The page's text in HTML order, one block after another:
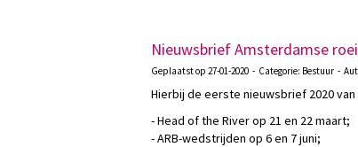
Nieuwsbrief Amsterdamse
Geplaatst op 27-01-2020 - Categorie: Bestuur -
Hierbij de eerste nieuwsbrief 2020
- Head of the River op 21 en 22 maart;
- ARB-wedstrijden op 6 en 7 juni;